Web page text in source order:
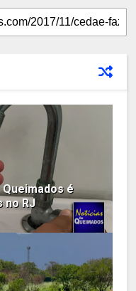
é
no RJ